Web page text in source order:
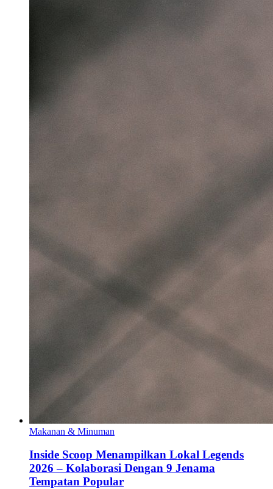
Makanan & Minuman
Inside Scoop Menampilkan Lokal Legends
2026 – Kolaborasi Dengan 9 Jenama
Tempatan Popular